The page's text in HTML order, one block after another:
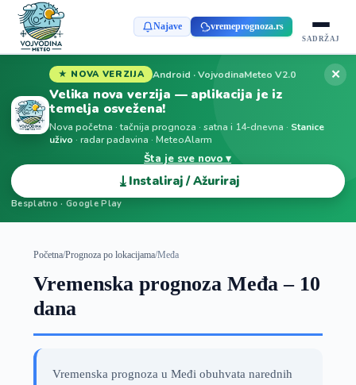
Najave vremeprognoza.rs
SADRŽAJ
★ NOVA VERZIJA Android · VojvodinaMeteo V2.0
Velika nova verzija — aplikacija je iz
temelja osvežena!
Nova početna · tačnija prognoza · satna i 14-dnevna · Stanice
uživo · radar padavina · MeteoAlarm
Šta je sve novo ▾
⤓ Instaliraj / Ažuriraj
Besplatno · Google Play
✕
Početna/Prognoza po lokacijama/Međa
Vremenska prognoza Međa – 10
dana
Vremenska prognoza u Međi obuhvata narednih